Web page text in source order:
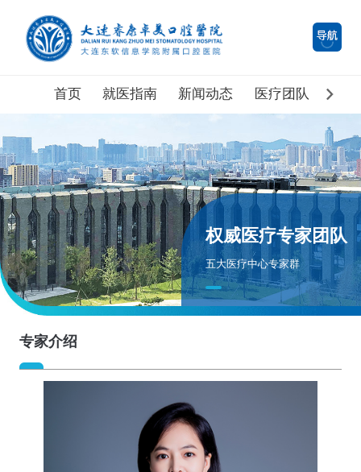
首页 就医指南 新闻动态 医疗团队 医院
权威医疗专家团队
五大医疗中心专家群
专家介绍